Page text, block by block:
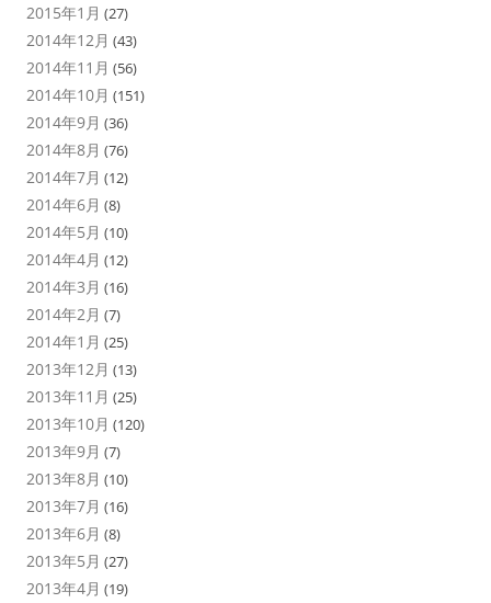
2015年1月 (27)
2014年12月 (43)
2014年11月 (56)
2014年10月 (151)
2014年9月 (36)
2014年8月 (76)
2014年7月 (12)
2014年6月 (8)
2014年5月 (10)
2014年4月 (12)
2014年3月 (16)
2014年2月 (7)
2014年1月 (25)
2013年12月 (13)
2013年11月 (25)
2013年10月 (120)
2013年9月 (7)
2013年8月 (10)
2013年7月 (16)
2013年6月 (8)
2013年5月 (27)
2013年4月 (19)